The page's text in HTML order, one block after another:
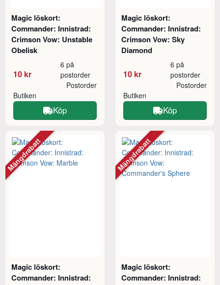
Magic löskort:
Commander: Innistrad:
Crimson Vow: Unstable
Obelisk
10 kr
6 på
postorder
Butiken
Postorder
Köp
Magic löskort:
Commander: Innistrad:
Crimson Vow: Sky
Diamond
10 kr
6 på
postorder
Butiken
Postorder
Köp
Magic löskort:
Commander: Innistrad:
Mängdrabatt
Magic löskort:
Commander: Innistrad:
Mängdrabatt